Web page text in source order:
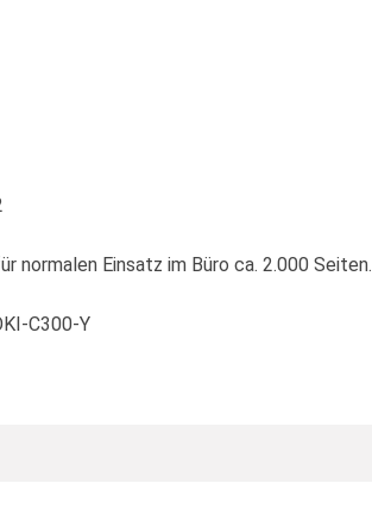
normalen Einsatz im Büro ca. 2.000 Seiten.
C300-Y